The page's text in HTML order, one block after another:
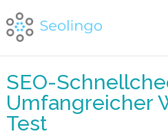
SEO-
Umfangreicher
Test